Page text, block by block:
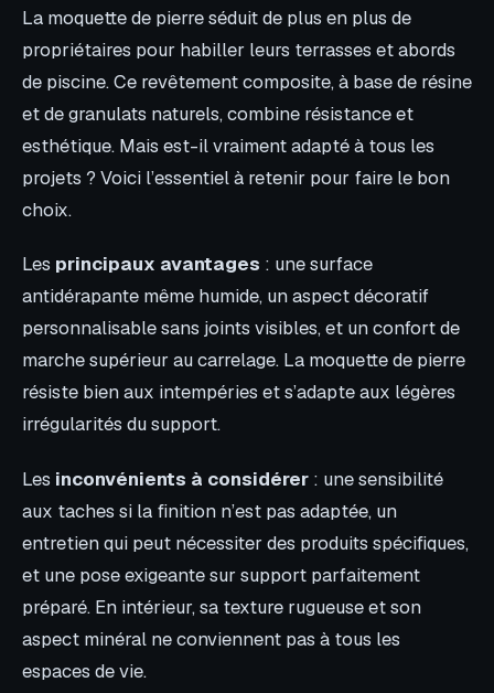
La moquette de pierre séduit de plus en plus de
propriétaires pour habiller leurs terrasses et abords
de piscine. Ce revêtement composite, à base de résine
et de granulats naturels, combine résistance et
esthétique. Mais est-il vraiment adapté à tous les
projets ? Voici l’essentiel à retenir pour faire le bon
choix.
Les principaux avantages : une surface
antidérapante même humide, un aspect décoratif
personnalisable sans joints visibles, et un confort de
marche supérieur au carrelage. La moquette de pierre
résiste bien aux intempéries et s’adapte aux légères
irrégularités du support.
Les inconvénients à considérer : une sensibilité
aux taches si la finition n’est pas adaptée, un
entretien qui peut nécessiter des produits spécifiques,
et une pose exigeante sur support parfaitement
préparé. En intérieur, sa texture rugueuse et son
aspect minéral ne conviennent pas à tous les
espaces de vie.